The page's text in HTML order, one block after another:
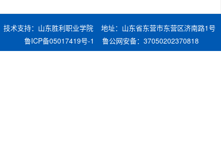
技术支持：山东胜利职业学院 地址：山东省东营市东营区济南路1号
鲁ICP备05017419号-1
鲁公网安备：37050202370818